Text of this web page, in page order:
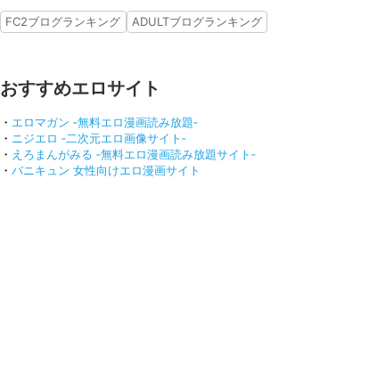
FC2ブログランキング ADULTブログランキング
おすすめエロサイト
・ エロマガン ‐無料エロ漫画読み放題‐
・ ニジエロ ‐二次元エロ画像サイト‐
・ えろまんがみる ‐無料エロ漫画読み放題サイト‐
・ バニキュン 女性向けエロ漫画サイト